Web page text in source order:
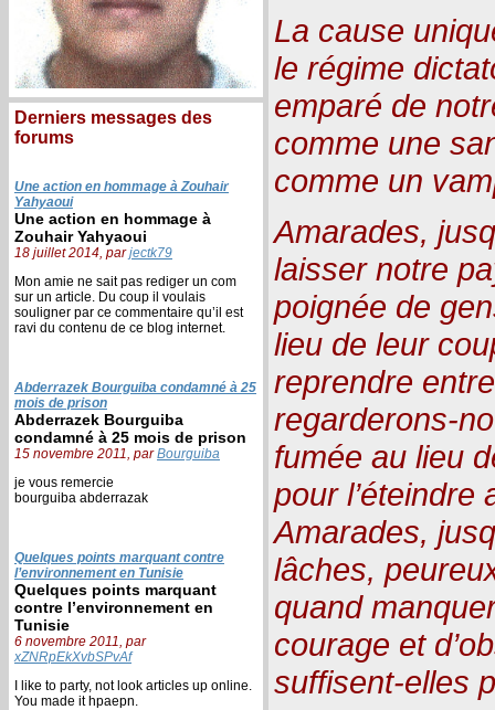
Derniers messages des
forums
Une action en hommage à Zouhair
Yahyaoui
Une action en hommage à
Zouhair Yahyaoui
18 juillet 2014, parjectk79
Mon amie ne sait pas rediger un com
sur un article. Du coup il voulais
souligner par ce commentaire qu’il est
ravi du contenu de ce blog internet.
Abderrazek Bourguiba condamné à 25
mois de prison
Abderrazek Bourguiba
condamné à 25 mois de prison
15 novembre 2011, parBourguiba
je vous remercie
bourguiba abderrazak
Quelques points marquant contre
l’environnement en Tunisie
Quelques points marquant
contre l’environnement en
Tunisie
6 novembre 2011, par
xZNRpEkXvbSPvAf
I like to party, not look articles up online.
You made it hpaepn.
La cause
le régime
emparé de
comme une
comme un
Amarades,
laisser notre
poignée de
lieu de leur
reprendre
regarderons-
fumée au lieu
pour l’éteindre
Amarades,
lâches,
quand
courage et
suffisent-elles